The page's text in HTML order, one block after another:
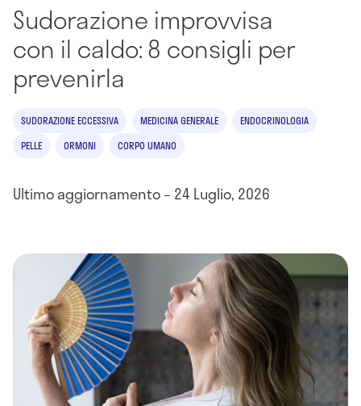
Sudorazione improvvisa
con il caldo: 8 consigli per
prevenirla
SUDORAZIONE ECCESSIVA MEDICINA GENERALE
ENDOCRINOLOGIA
PELLE
ORMONI CORPO UMANO
Ultimo aggiornamento – 24 Luglio, 2026